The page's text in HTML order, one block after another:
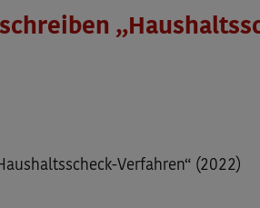
Verfahren“ (2022)